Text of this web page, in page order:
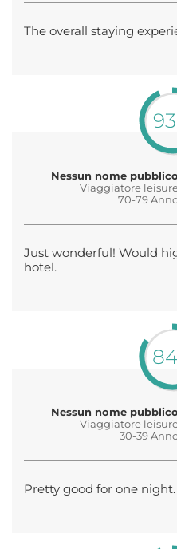
The overall staying
Nessun nome pubblico
Viaggiatore
70-79
Just wonderful! Would
hotel.
Nessun nome pubblico
Viaggiatore
30-39
Pretty good for one night.